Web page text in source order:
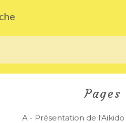
Pages
A - Présentation de l'Aikido